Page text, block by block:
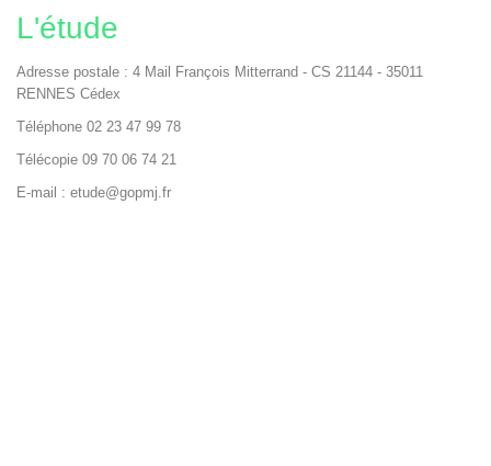
L'étude
Adresse postale : 4 Mail François Mitterrand - CS 21144 - 35011
RENNES Cédex
Téléphone 02 23 47 99 78
Télécopie 09 70 06 74 21
E-mail : etude@gopmj.fr